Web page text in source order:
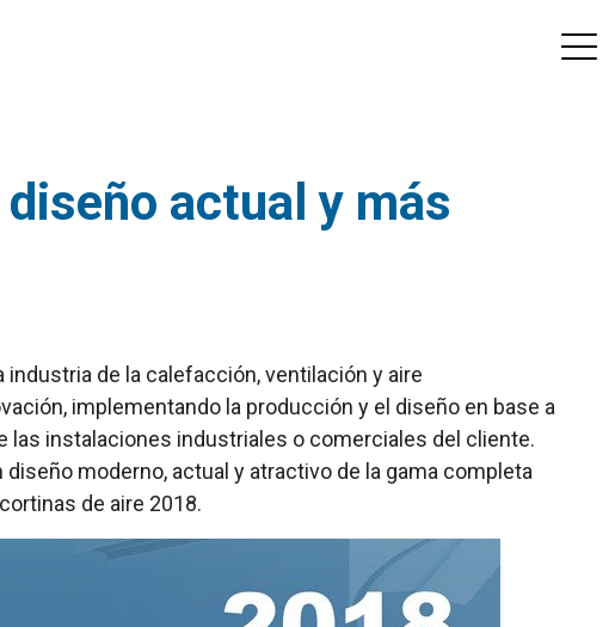
actual y más
industria de la calefacción, ventilación y aire
implementando la producción y el diseño en base a
las instalaciones industriales o comerciales del cliente.
moderno, actual y atractivo de la gama completa
de aire 2018.